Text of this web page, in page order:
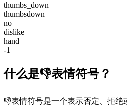
thumbs_down
thumbsdown
no
dislike
hand
-1
什么是👎表情符号？
👎表情符号是一个表示否定、拒绝